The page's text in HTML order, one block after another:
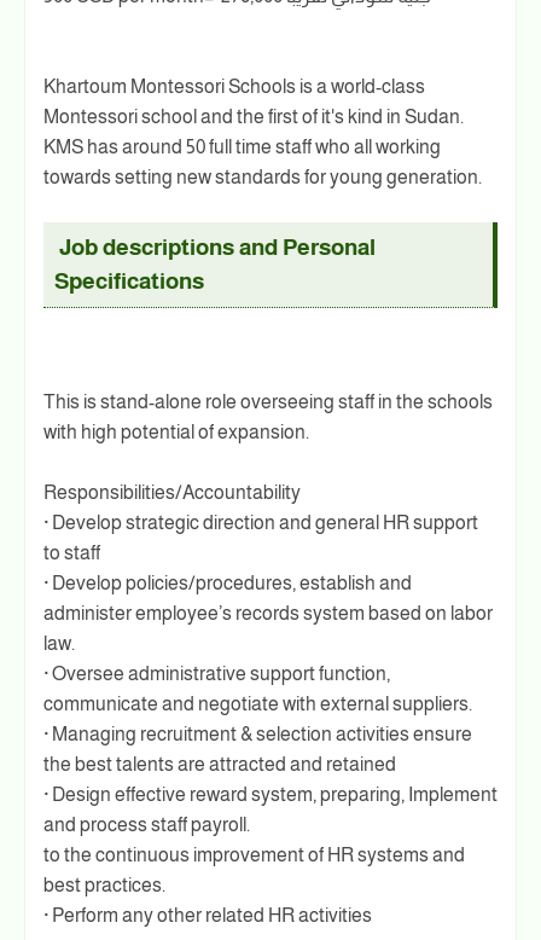
Khartoum Montessori Schools is a world-class
Montessori school and the first of it's kind in Sudan.
KMS has around 50 full time staff who all working
towards setting new standards for young generation.
Job descriptions and Personal
Specifications
This is stand-alone role overseeing staff in the schools
with high potential of expansion.
Responsibilities/Accountability
· Develop strategic direction and general HR support
to staff
· Develop policies/procedures, establish and
administer employee’s records system based on labor
law.
· Oversee administrative support function,
communicate and negotiate with external suppliers.
· Managing recruitment & selection activities ensure
the best talents are attracted and retained
· Design effective reward system, preparing, Implement
and process staff payroll.
to the continuous improvement of HR systems and
best practices.
· Perform any other related HR activities